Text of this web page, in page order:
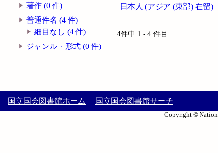
著作 (0 件)
普通件名 (4 件)
細目なし (4 件)
ジャンル・形式 (0 件)
日本人 (アジア (東部) 在留)
4件中 1 - 4 件目
国立国会図書館ホーム 国立国会図書館サーチ
Copyright ©